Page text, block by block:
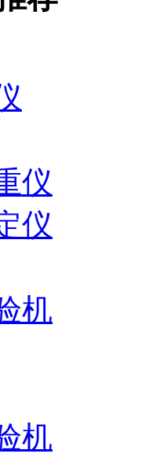
仪
仪
机
机